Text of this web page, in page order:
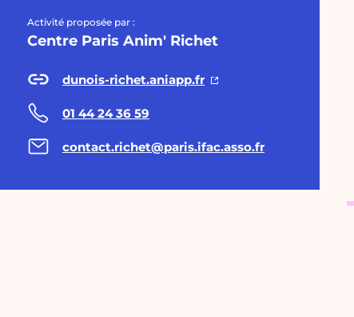
Activité proposée par :
Centre Paris Anim' Richet
dunois-richet.aniapp.fr
01 44 24 36 59
contact.richet@paris.ifac.asso.fr